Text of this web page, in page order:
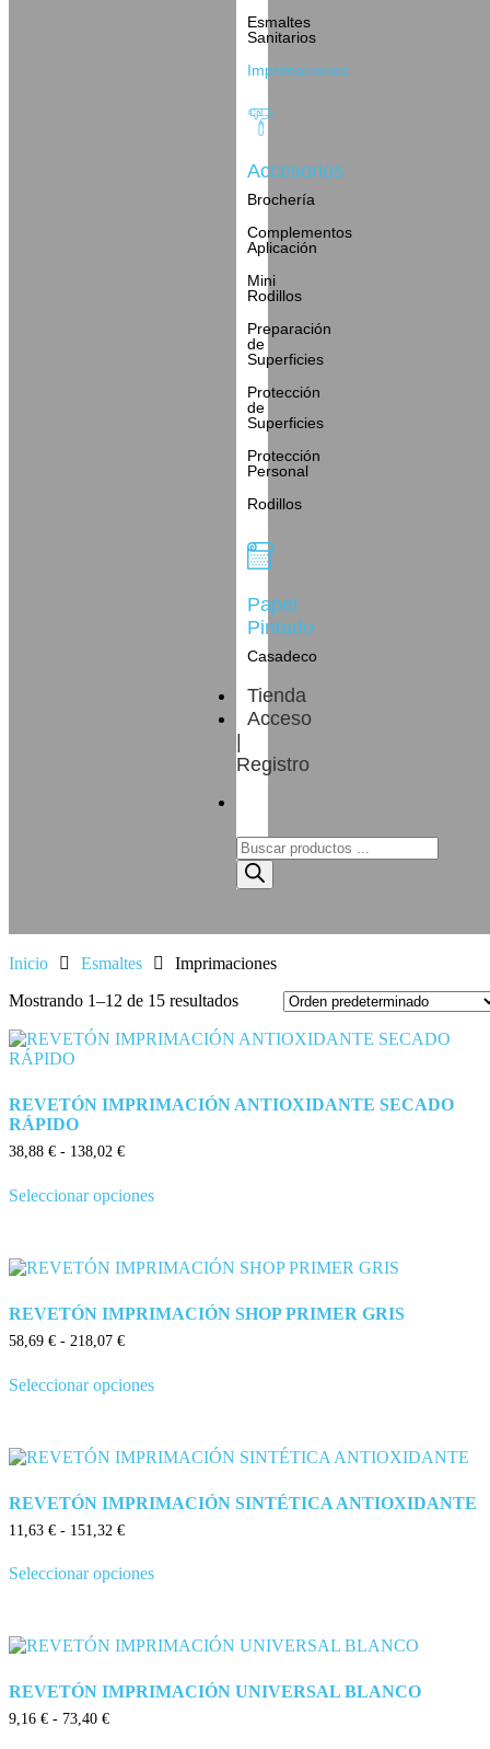
Esmaltes
Sanitarios
Imprimaciones
Accesorios
Brochería
Complementos
Aplicación
Mini
Rodillos
Preparación
de
Superficies
Protección
de
Superficies
Protección
Personal
Rodillos
Papel
Pintado
Casadeco
Tienda
Acceso
Registro
Inicio Esmaltes
Imprimaciones
Mostrando 1–12 de 15 resultados
REVETÓN IMPRIMACIÓN ANTIOXIDANTE SECADO
RÁPIDO
38,88 € - 138,02 €
Seleccionar opciones
REVETÓN IMPRIMACIÓN SHOP PRIMER GRIS
58,69 € - 218,07 €
Seleccionar opciones
REVETÓN IMPRIMACIÓN SINTÉTICA ANTIOXIDANTE
11,63 € - 151,32 €
Seleccionar opciones
REVETÓN IMPRIMACIÓN UNIVERSAL BLANCO
9,16 € - 73,40 €